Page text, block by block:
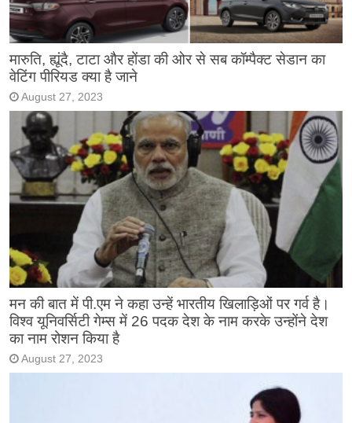
मारुति, ह्यूंदै, टाटा और होंडा की ओर से सब कॉम्पैक्ट सेडान का
वेटिंग पीरियड क्या है जाने
August 27, 2023
मन की बात में पी.एम ने कहा उन्हें भारतीय खिलाड़िओं पर गर्व है।
विश्व यूनिवर्सिटी गेम्स में 26 पदक देश के नाम करके उन्होंने देश
का नाम रोशन किया है
August 27, 2023